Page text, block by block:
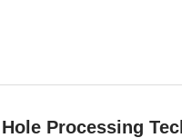
Processing